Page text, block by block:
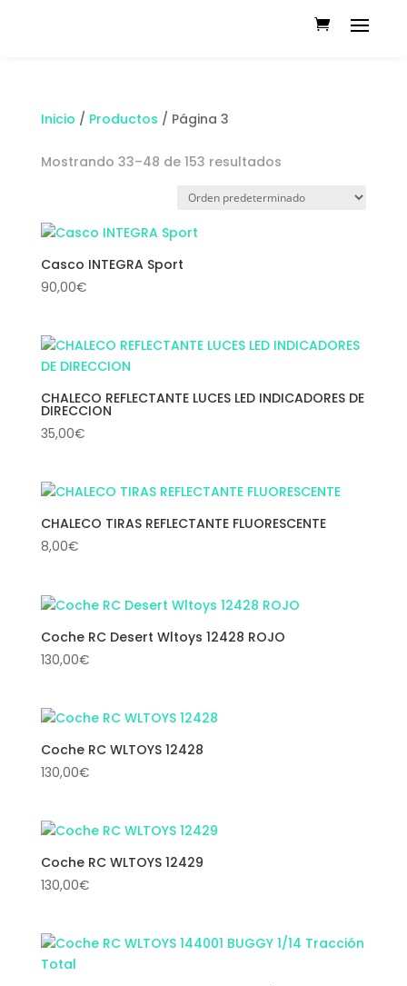
Inicio / Productos / Página 3
Mostrando 33–48 de 153 resultados
Casco INTEGRA Sport
90,00€
CHALECO REFLECTANTE LUCES LED INDICADORES DE
DIRECCION
35,00€
CHALECO TIRAS REFLECTANTE FLUORESCENTE
8,00€
Coche RC Desert Wltoys 12428 ROJO
130,00€
Coche RC WLTOYS 12428
130,00€
Coche RC WLTOYS 12429
130,00€